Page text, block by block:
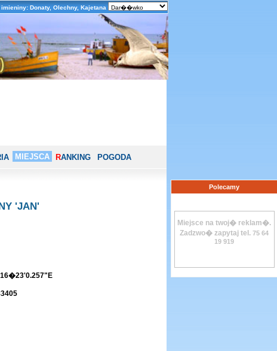
Donaty, Olechny, Kajetana
MIEJSCA RANKING POGODA
'JAN'
Polecamy
Miejsce na twoj� reklam�.
Zadzwo� zapytaj tel. 75 64
19 919